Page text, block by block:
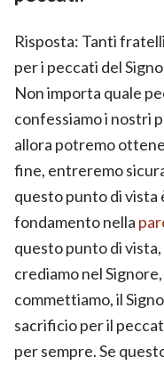
Risposta: Tanti
per i peccati del
Non importa quale
confessiamo i nostri
allora potremo
fine, entreremo
questo punto di vista
fondamento nella
questo punto di
crediamo nel
commettiamo, il
sacrificio per il
per sempre. Se